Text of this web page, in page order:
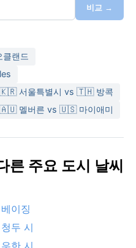
면 소재 옷과 우산이 필
내외로 건조하고 맑은
도가 더 낮아진다. 패딩
하다. 봄과 가을은 비교
한 편이다.
은 시기는 3~5월의 봄과
물이 가장 맑고 공기도
고원에서 불어오는 황사
분 내륙까지 세력을 유지
고 건조하지만 가끔 한
지 떨어질 수 있다. 전반
절마다 다른 매력이 있는
비교 →
랜드
🇰🇷 서울특별시 vs 🇹🇭 방콕
🇦🇺 멜버른 vs 🇺🇸 마이애미
른 주요 도시 날씨
베이징
청두 시
우한 시